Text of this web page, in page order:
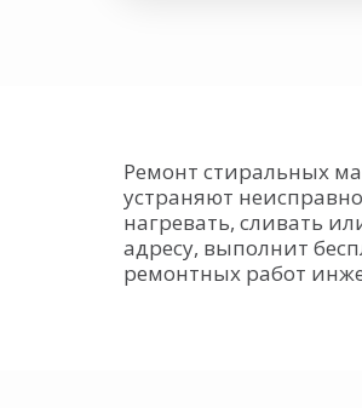
Ремонт стиральных
устраняют
нагревать, сливать
адресу, выполнит
ремонтных работ